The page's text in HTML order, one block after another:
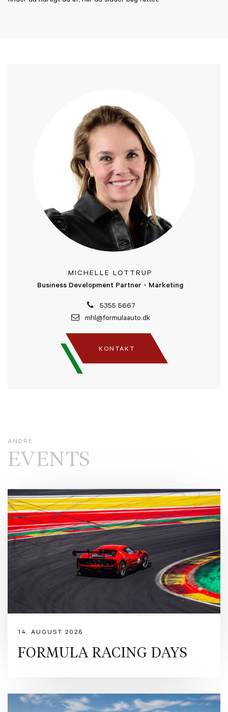
MICHELLE LOTTRUP
Business Development Partner - Marketing
5355 5667
mhl@formulaauto.dk
KONTAKT
ANDRE
EVENTS
14. AUGUST 2026
FORMULA RACING DAYS